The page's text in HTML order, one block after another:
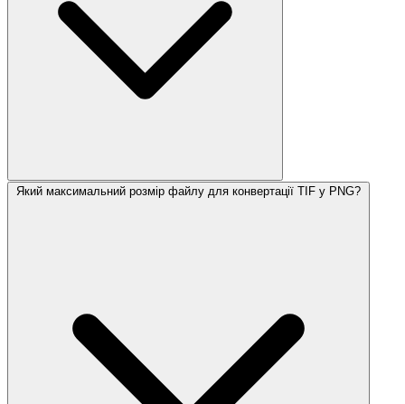
Який максимальний розмір файлу для конвертації TIF у PNG?